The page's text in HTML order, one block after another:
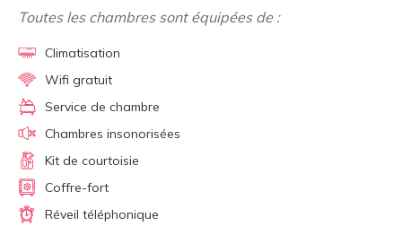
Toutes les chambres sont équipées de :
Climatisation
Wifi gratuit
Service de chambre
Chambres insonorisées
Kit de courtoisie
Coffre-fort
Réveil téléphonique